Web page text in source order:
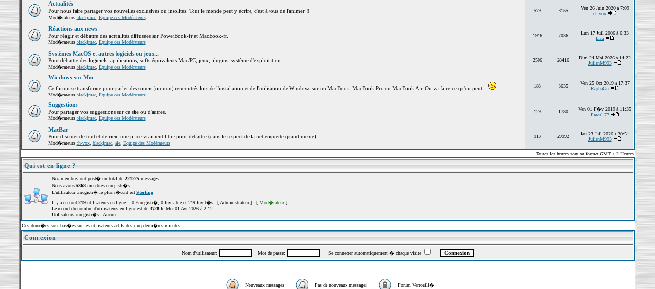
Actualités
Pour nous faire partager vos nouvelles exclusives ou insolites. Tout le monde peut y écrire, c'est à tous de l'animer !!
Mod�rateurs blackjmac, Equipe des Modérateurs
579 8155
Ven 26 Juin 2020 à 7:09
ch-vox
Réactions aux news
Pour réagir et débattre des actualités diffusées sur PowerBook-fr et MacBook-fr.
Mod�rateurs blackjmac, Equipe des Modérateurs
1916 7036
Lun 17 Juil 2006 à 6:33
Lisa
Systèmes MacOS et autres logiciels ou jeux...
Pour débattre des logiciels, applications, softs équivalents Mac/PC, jeux, plugins, système d'exploitation...
Mod�rateurs blackjmac, Equipe des Modérateurs
2506 28416
Dim 24 Mai 2026 à 14:22
JulienM993
Windows sur Mac
Ce forum se transforme pour parler des soucis (ou non) rencontrés lors de l'installation et de l'utilisation de Windows sur un MacBook, MacBook Pro ou MacBook Air. On va faire ce qu'on peut...
Mod�rateurs blackjmac, Equipe des Modérateurs
183 3635
Ven 25 Oct 2019 à 17:37
RaphaGn
Suggestions
Pour partager vos suggestions sur ce site ou d'autres.
Mod�rateurs blackjmac, Equipe des Modérateurs
129 1780
Ven 01 F�v 2019 à 11:35
Pascal 77
MacBar
Pour discuter de tout et de rien, une place vraiment libre pour débattre (dans le respect de la net étiquette quand même).
Mod�rateurs ch-vox, blackjmac, ale, Equipe des Modérateurs
918 29992
Jeu 23 Juil 2026 à 20:51
JulienM993
Toutes les heures sont au format GMT + 2 Heures
Qui est en ligne ?
Nos membres ont post� un total de 221225messages
Nous avons 6368membres enregistr�s
L'utilisateur enregistr� le plus r�cent est Sterling
Il y a en tout 219utilisateurs en ligne :: 0 Enregistr�, 0 Invisible et 219 Invit�s [ Administrateur] [ Mod�rateur]
Le record du nombre d'utilisateurs en ligne est de 3728le Mer 01 Avr 2026 à 2:12
Utilisateurs enregistr�s : Aucun
Ces donn�es sont bas�es sur les utilisateurs actifs des cinq derni�res minutes
Connexion
Nom d'utilisateur: Mot de passe: Se connecter automatiquement � chaque visite
Nouveaux messages Pas de nouveaux messages Forum Verrouill�